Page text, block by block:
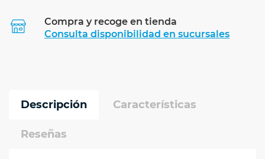
Compra y recoge en tienda
Consulta disponibilidad en sucursales
Descripción Características
Reseñas